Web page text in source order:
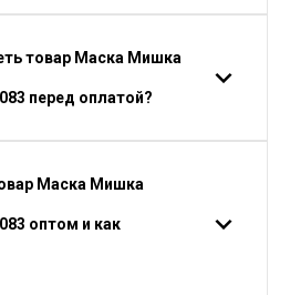
товар Маска Мишка
перед оплатой?
Маска Мишка
оптом и как